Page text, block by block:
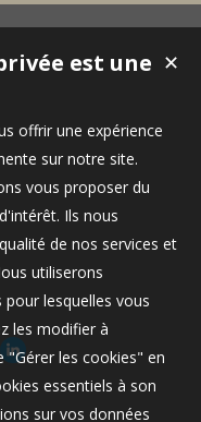
✕
est une
offrir une expérience
sur notre site.
vous proposer du
Ils nous
de nos services et
utiliserons
lesquelles vous
les modifier à
les cookies" en
essentiels à son
sur vos données